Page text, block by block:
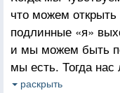
что можем
подлинные «я»
и мы можем быть
мы есть. Тогда
а не такими,
раскрыть